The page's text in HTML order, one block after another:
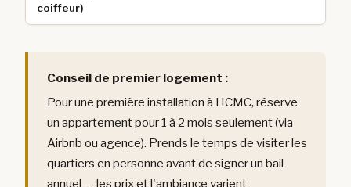
coiffeur)
Conseil de premier logement :
Pour une première installation à HCMC, réserve
un appartement pour 1 à 2 mois seulement (via
Airbnb ou agence). Prends le temps de visiter les
quartiers en personne avant de signer un bail
annuel — les prix et l'ambiance varient